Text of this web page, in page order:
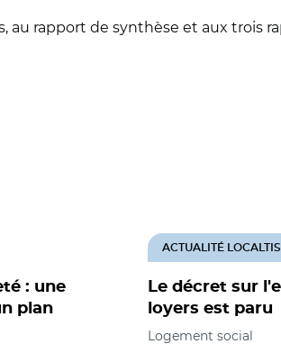
au rapport de synthèse et aux trois
: une
plan
Le décret sur
loyers est paru
ACTUALITÉ LOCALTIS
Logement social